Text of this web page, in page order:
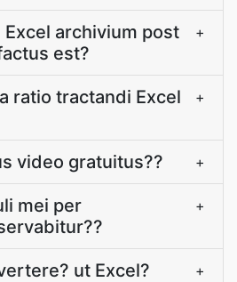
Excel archivium post
est?
+
ratio tractandi Excel
+
video gratuitus?? +
mei per
+
ut Excel? +